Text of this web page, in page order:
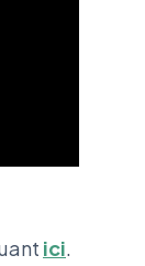
ici